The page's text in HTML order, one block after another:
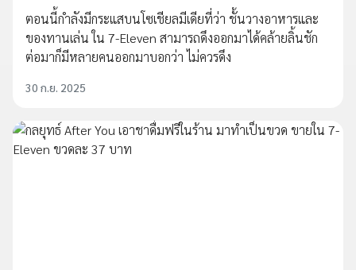
ตอนนี้กำลังมีกระแสบนโซเชียลมีเดียที่ว่า ชั้นวางอาหารและ
ของทานเล่น ใน 7-Eleven สามารถดึงออกมาได้คล้ายลิ้นชัก
ต่อมาก็มีหลายคนออกมาบอกว่า ไม่ควรดึง
30 ก.ย. 2025